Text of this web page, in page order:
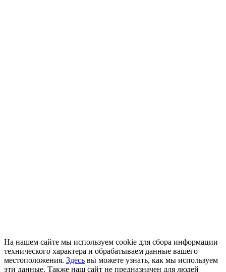
На нашем сайте мы используем cookie для сбора информации
технического характера и обрабатываем данные вашего
местоположения. Здесь вы можете узнать, как мы используем
эти данные. Также наш сайт не предназначен для людей